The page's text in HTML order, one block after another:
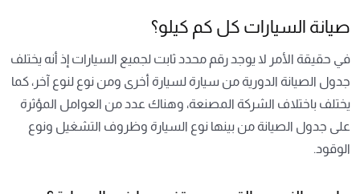
صيانة السيارات كل كم كيلو؟
في حقيقة الأمر لا يوجد رقم محدد ثابت لجميع السيارات إذ أنه يختلف
جدول الصيانة الدورية من سيارة لسيارة أخرى ومن نوع لنوع آخر، كما
يختلف باختلاف الشركة المصنعة، وهناك عدد من العوامل المؤثرة
على جدول الصيانة من بينها نوع السيارة وظروف التشغيل ونوع
الوقود.